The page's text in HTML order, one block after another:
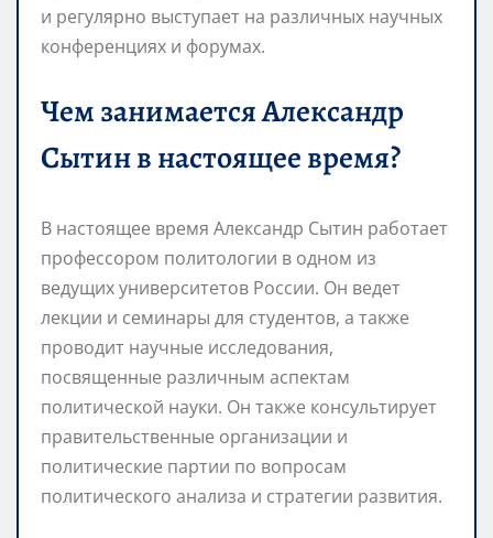
и регулярно выступает на различных научных
конференциях и форумах.
Чем занимается Александр
Сытин в настоящее время?
В настоящее время Александр Сытин работает
профессором политологии в одном из
ведущих университетов России. Он ведет
лекции и семинары для студентов, а также
проводит научные исследования,
посвященные различным аспектам
политической науки. Он также консультирует
правительственные организации и
политические партии по вопросам
политического анализа и стратегии развития.